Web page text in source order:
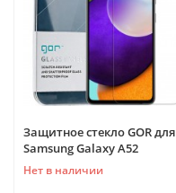
Защитное стекло GOR для
Samsung Galaxy A52
Нет в наличии